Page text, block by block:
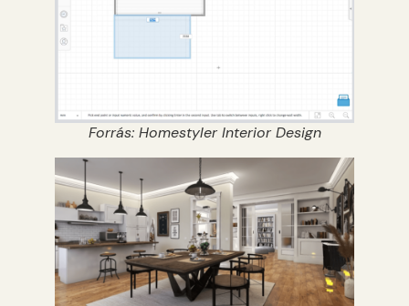
Forrás: Homestyler Interior Design